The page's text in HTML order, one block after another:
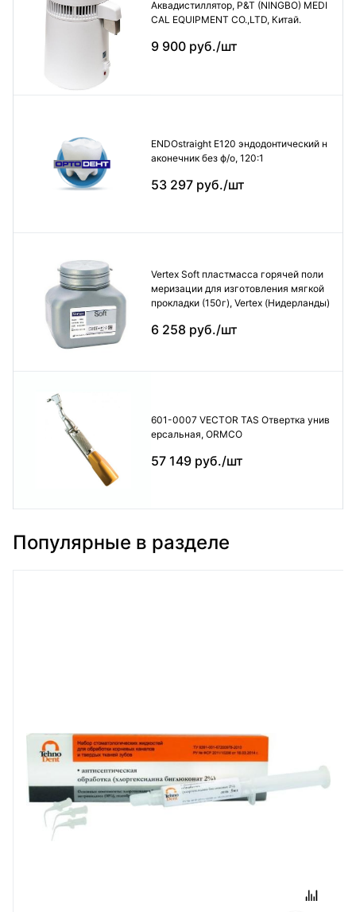
Аквадистиллятор, P&T (NINGBO) MEDI
CAL EQUIPMENT CO.,LTD, Китай.
9 900 руб./шт
ENDOstraight E120 эндодонтический н
аконечник без ф/о, 120:1
53 297 руб./шт
Vertex Soft пластмасса горячей поли
меризации для изготовления мягкой
прокладки (150г), Vertex (Нидерланды)
6 258 руб./шт
601-0007 VECTOR TAS Отвертка унив
ерсальная, ORMCO
57 149 руб./шт
Популярные в разделе